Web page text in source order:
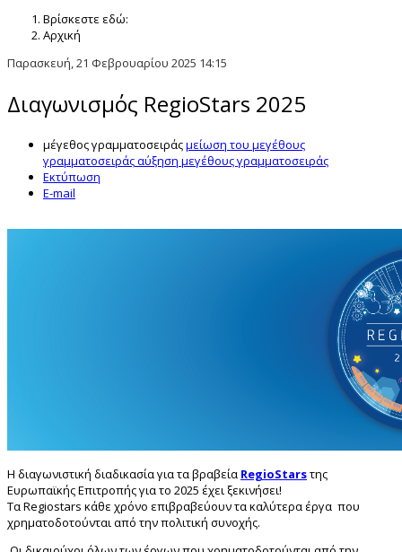
Βρίσκεστε εδώ:
Αρχική
Παρασκευή, 21 Φεβρουαρίου 2025 14:15
Διαγωνισμός RegioStars 2025
μέγεθος γραμματοσειράςμείωση του μεγέθους
γραμματοσειράςαύξηση μεγέθους γραμματοσειράς
Εκτύπωση
E-mail
Η διαγωνιστική διαδικασία για τα βραβεία RegioStarsτης
Ευρωπαϊκής Επιτροπής για το 2025 έχει ξεκινήσει!
Τα Regiostars κάθε χρόνο επιβραβεύουν τα καλύτερα έργα που
χρηματοδοτούνται από την πολιτική συνοχής.